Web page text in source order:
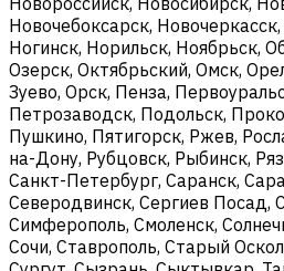
Новочебоксарск,
Ногинск, Норильск, Ноябрьск,
Озерск, Октябрьский, Омск,
Зуево, Орск, Пенза,
Петрозаводск, Подольск,
Пушкино, Пятигорск, Ржев,
на-Дону, Рубцовск, Рыбинск,
Санкт-Петербург, Саранск,
Северодвинск, Сергиев Посад,
Симферополь, Смоленск,
Сочи, Ставрополь, Старый